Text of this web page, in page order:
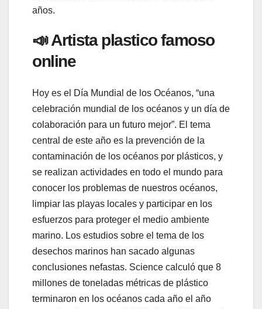
años.
📣 Artista plastico famoso
online
Hoy es el Día Mundial de los Océanos, “una
celebración mundial de los océanos y un día de
colaboración para un futuro mejor”. El tema
central de este año es la prevención de la
contaminación de los océanos por plásticos, y
se realizan actividades en todo el mundo para
conocer los problemas de nuestros océanos,
limpiar las playas locales y participar en los
esfuerzos para proteger el medio ambiente
marino. Los estudios sobre el tema de los
desechos marinos han sacado algunas
conclusiones nefastas. Science calculó que 8
millones de toneladas métricas de plástico
terminaron en los océanos cada año el año